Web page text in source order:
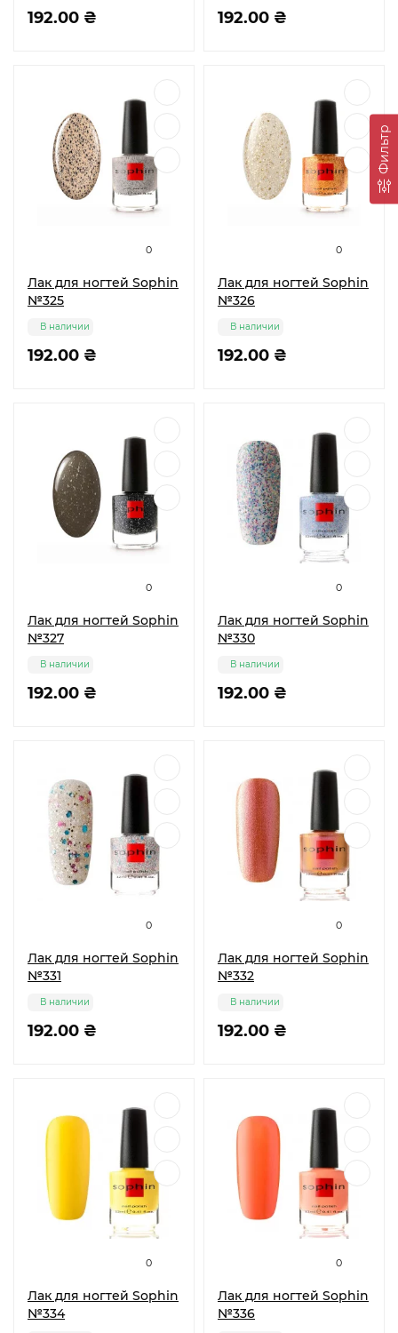
Фильтр
192.00 ₴ 192.00 ₴
0
Лак для ногтей Sophin
№325
192.00 ₴
В наличии
0
Лак для ногтей Sophin
№326
192.00 ₴
В наличии
0
Лак для ногтей Sophin
№327
192.00 ₴
В наличии
0
Лак для ногтей Sophin
№330
192.00 ₴
В наличии
0
Лак для ногтей Sophin
№331
192.00 ₴
В наличии
0
Лак для ногтей Sophin
№332
192.00 ₴
В наличии
0
Лак для ногтей Sophin
№334
0
Лак для ногтей Sophin
№336